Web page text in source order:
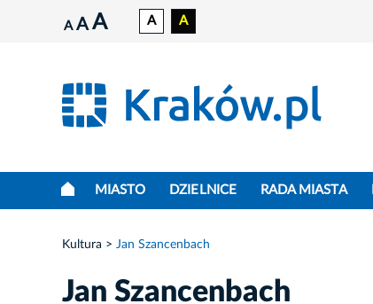
A A A A A
MIASTO DZIELNICE RADA MIASTA
Kultura Jan Szancenbach
Jan Szancenbach